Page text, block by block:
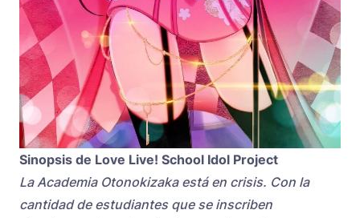
Sinopsis de Love Live! School Idol Project
La Academia Otonokizaka está en crisis. Con la
cantidad de estudiantes que se inscriben